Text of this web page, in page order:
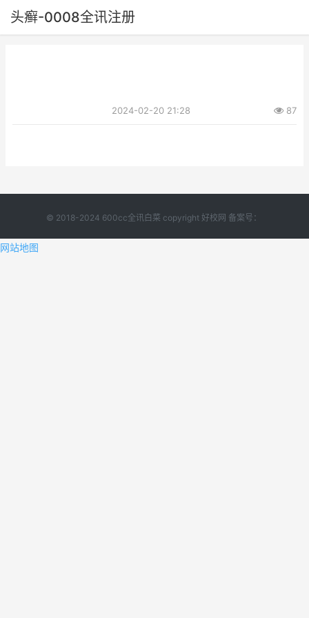
头癣-0008全讯注册
2024-02-20 21:28 87
© 2018-2024 600cc全讯白菜 copyright 好校网 备案号：
网站地图